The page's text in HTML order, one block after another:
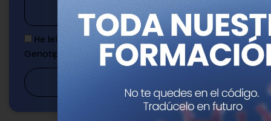
He leído y acepto laPolítica de privacidadde
Genotipia